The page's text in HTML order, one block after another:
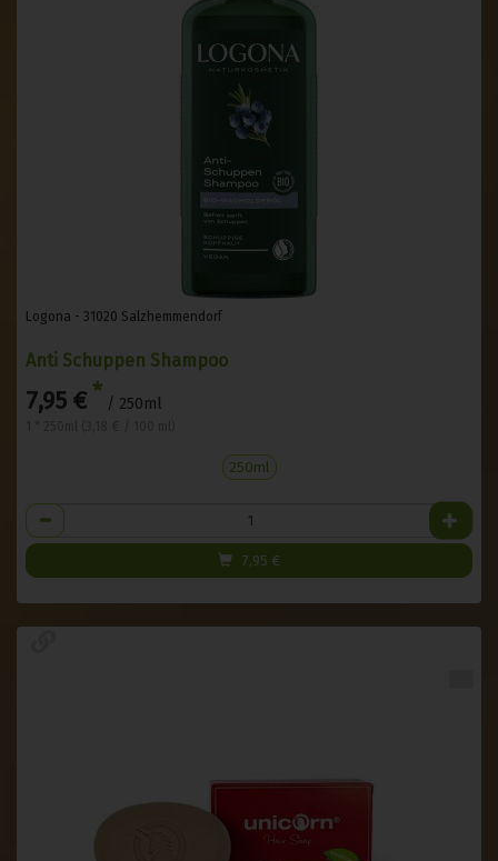
Logona - 31020 Salzhemmendorf
Anti Schuppen Shampoo
7,95 € * / 250ml
250ml
Anzahl
7,95 €